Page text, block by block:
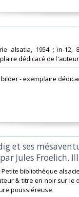
alsatia, 1954 ; in-12,
dédicacé de
- exemplaire
et ses
Jules Froelich.
bibliothèque
& titre en noir sur le
poussiéreuse.‎